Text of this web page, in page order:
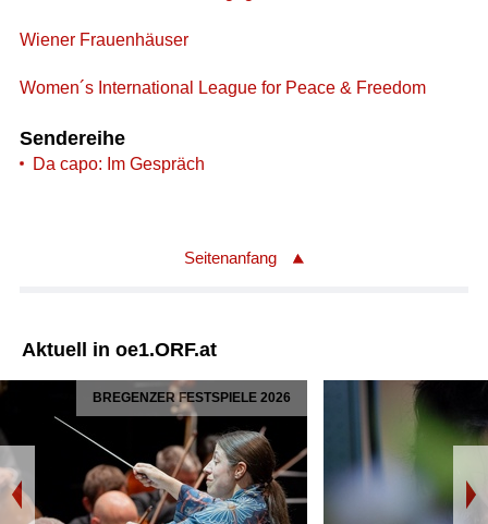
Wiener Frauenhäuser
Women´s International League for Peace & Freedom
Sendereihe
Da capo: Im Gespräch
Seitenanfang
Aktuell in oe1.ORF.at
BREGENZER FESTSPIELE 2026